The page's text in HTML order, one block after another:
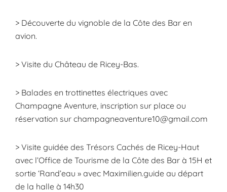
> Découverte du vignoble de la Côte des Bar en
avion.
> Visite du Château de Ricey-Bas.
> Balades en trottinettes électriques avec
Champagne Aventure , inscription sur place ou
réservation sur champagneaventure10@gmail.com
> Visite guidée des Trésors Cachés de Ricey-Haut
avec l’Office de Tourisme de la Côte des Bar à 15H et
sortie ‘Rand’eau » avec Maximilien.guide au départ
de la halle à 14h30